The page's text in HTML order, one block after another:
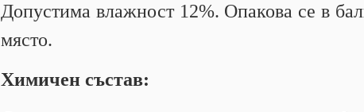
Допустима влажност 12%. Опакова се в
място.
Химичен състав: